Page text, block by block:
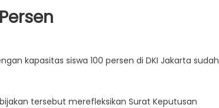
kapasitas siswa 100 persen di DKI Jakarta sudah
tersebut merefleksikan Surat Keputusan